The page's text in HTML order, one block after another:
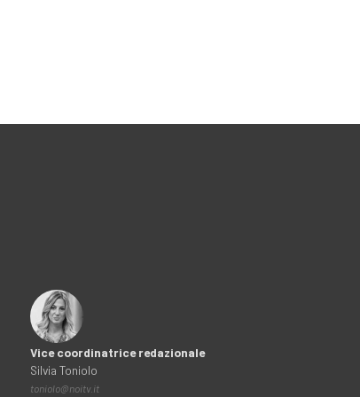
Vice coordinatrice redazionale
Silvia Toniolo
toniolo@noitv.it